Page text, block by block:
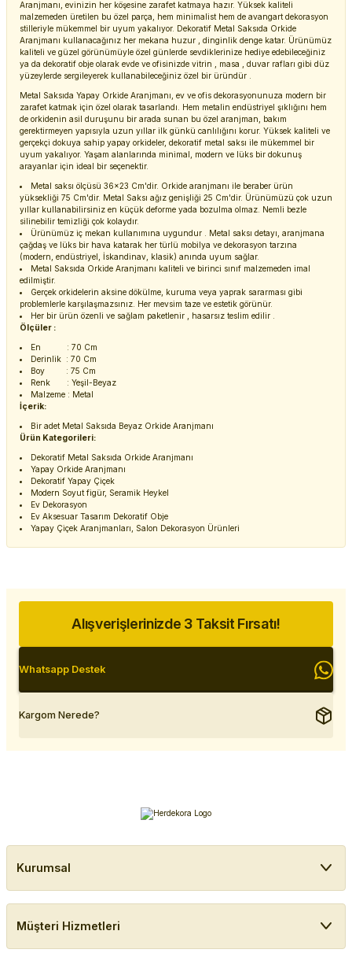
Aranjmanı, evinizin her köşesine zarafet katmaya hazır. Yüksek kaliteli
malzemeden üretilen bu özel parça, hem minimalist hem de avangart dekorasyon
stilleriyle mükemmel bir uyum yakalıyor. Dekoratif Metal Saksıda Orkide
Aranjmanı kullanacağınız her mekana huzur , dinginlik denge katar. Ürünümüz
kaliteli ve güzel görünümüyle özel günlerde sevdiklerinize hediye edebileceğiniz
ya da dekoratif obje olarak evde ve ofisinizde vitrin , masa , duvar rafları gibi düz
yüzeylerde sergileyerek kullanabileceğiniz özel bir üründür .
Metal Saksıda Yapay Orkide Aranjmanı, ev ve ofis dekorasyonunuza modern bir
zarafet katmak için özel olarak tasarlandı. Hem metalin endüstriyel şıklığını hem
de orkidenin asil duruşunu bir arada sunan bu özel aranjman, bakım
gerektirmeyen yapısıyla uzun yıllar ilk günkü canlılığını korur. Yüksek kaliteli ve
gerçekçi dokuya sahip yapay orkideler, dekoratif metal saksı ile mükemmel bir
uyum yakalıyor. Yaşam alanlarında minimal, modern ve lüks bir dokunuş
arayanlar için ideal bir seçenektir.
Metal saksı ölçüsü 36x23 Cm'dir. Orkide aranjmanı ile beraber ürün
yüksekliği 75 Cm'dir. Metal Saksı ağız genişliği 25 Cm'dir. Ürünümüzü çok uzun
yıllar kullanabilirsiniz en küçük deforme yada bozulma olmaz. Nemli bezle
silinebilir temizliği çok kolaydır.
Ürünümüz iç mekan kullanımına uygundur . Metal saksı detayı, aranjmana
çağdaş ve lüks bir hava katarak her türlü mobilya ve dekorasyon tarzına
(modern, endüstriyel, İskandinav, klasik) anında uyum sağlar.
Metal Saksıda Orkide Aranjmanı kaliteli ve birinci sınıf malzemeden imal
edilmiştir.
Gerçek orkidelerin aksine dökülme, kuruma veya yaprak sararması gibi
problemlerle karşılaşmazsınız. Her mevsim taze ve estetik görünür.
Her bir ürün özenli ve sağlam paketlenir , hasarsız teslim edilir .
Ölçüler :
En : 70 Cm
Derinlik : 70 Cm
Boy : 75 Cm
Renk : Yeşil-Beyaz
Malzeme : Metal
İçerik:
Bir adet Metal Saksıda Beyaz Orkide Aranjmanı
Ürün Kategorileri:
Dekoratif Metal Saksıda Orkide Aranjmanı
Yapay Orkide Aranjmanı
Dekoratif Yapay Çiçek
Modern Soyut figür, Seramik Heykel
Ev Dekorasyon
Ev Aksesuar Tasarım Dekoratif Obje
Yapay Çiçek Aranjmanları, Salon Dekorasyon Ürünleri
Alışverişlerinizde 3 Taksit Fırsatı!
Whatsapp Destek
Kargom Nerede?
Kurumsal
Müşteri Hizmetleri